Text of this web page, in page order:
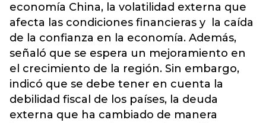
economía China, la volatilidad externa que
afecta las condiciones financieras y la caída
de la confianza en la economía. Además,
señaló que se espera un mejoramiento en
el crecimiento de la región. Sin embargo,
indicó que se debe tener en cuenta la
debilidad fiscal de los países, la deuda
externa que ha cambiado de manera